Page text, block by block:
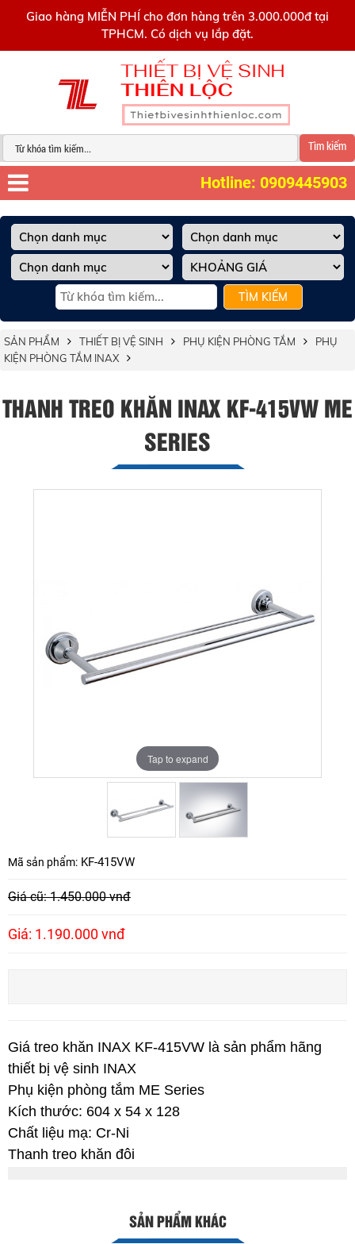
Giao hàng MIỄN PHÍ cho đơn hàng trên 3.000.000đ tại
TPHCM. Có dịch vụ lắp đặt.
Tìm kiếm
Hotline: 0909445903
TÌM KIẾM
SẢN PHẨM THIẾT BỊ VỆ SINH PHỤ KIỆN PHÒNG TẮM
PHỤ
KIỆN PHÒNG TẮM INAX
THANH TREO KHĂN INAX KF-415VW ME
SERIES
Tap to expand
Tap to expand
Mã sản phẩm: KF-415VW
Giá cũ: 1.450.000 vnđ
Giá: 1.190.000 vnđ
Giá treo khăn INAX KF-415VW là sản phẩm hãng
thiết bị vệ sinh INAX
Phụ kiện phòng tắm ME Series
Kích thước: 604 x 54 x 128
Chất liệu mạ: Cr-Ni
Thanh treo khăn đôi
SẢN PHẨM KHÁC
0909445903